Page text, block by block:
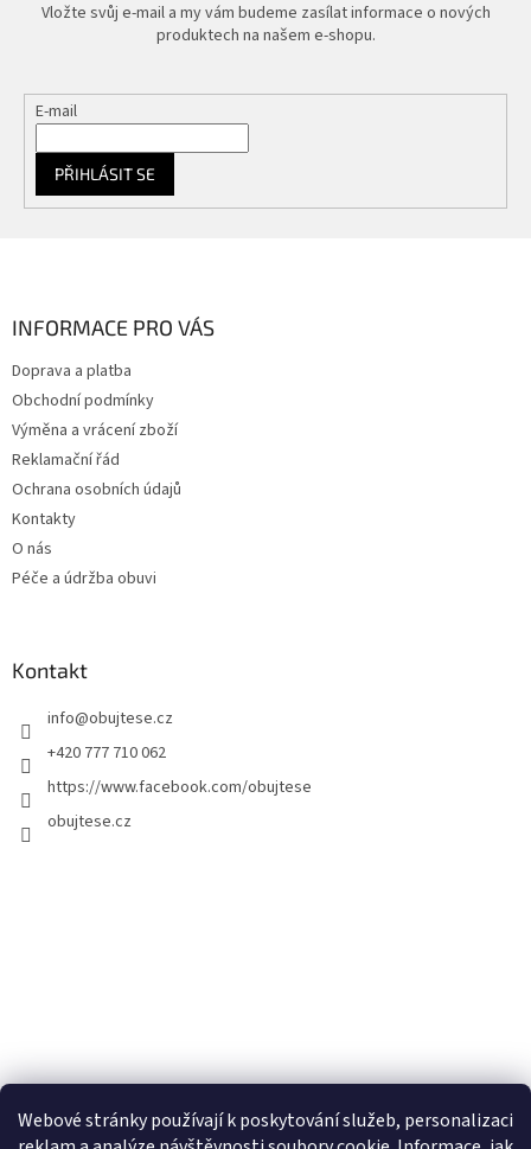
Webové stránky používají k poskytování služeb, personalizaci
Vložte svůj e-mail a my vám budeme zasílat informace o nových
produktech na našem e-shopu.
E-mail
PŘIHLÁSIT SE
INFORMACE PRO VÁS
Doprava a platba
Obchodní podmínky
Výměna a vrácení zboží
Reklamační řád
Ochrana osobních údajů
Kontakty
O nás
Péče a údržba obuvi
Kontakt
info@obujtese.cz
+420 777 710 062
https://www.facebook.com/obujtese
obujtese.cz